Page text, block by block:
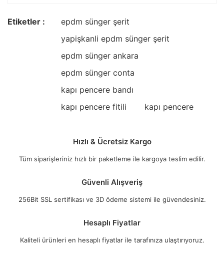
Etiketler :
epdm sünger şerit
yapişkanli epdm sünger şerit
epdm sünger ankara
epdm sünger conta
kapı pencere bandı
kapı pencere fitili
kapı pencere
Hızlı & Ücretsiz Kargo
Tüm siparişleriniz hızlı bir paketleme ile kargoya teslim edilir.
Güvenli Alışveriş
256Bit SSL sertifikası ve 3D ödeme sistemi ile güvendesiniz.
Hesaplı Fiyatlar
Kaliteli ürünleri en hesaplı fiyatlar ile tarafınıza ulaştırıyoruz.